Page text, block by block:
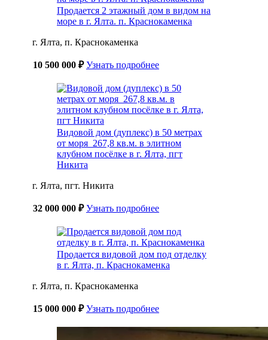
Продается 2 этажный дом в видом на
море в г. Ялта. п. Краснокаменка
г. Ялта, п. Краснокаменка
10 500 000 ₽ Узнать подробнее
Видовой дом (дуплекс) в 50 метрах
от моря 267,8 кв.м. в элитном
клубном посёлке в г. Ялта, пгт
Никита
г. Ялта, пгт. Никита
32 000 000 ₽ Узнать подробнее
Продается видовой дом под отделку
в г. Ялта, п. Краснокаменка
г. Ялта, п. Краснокаменка
15 000 000 ₽ Узнать подробнее